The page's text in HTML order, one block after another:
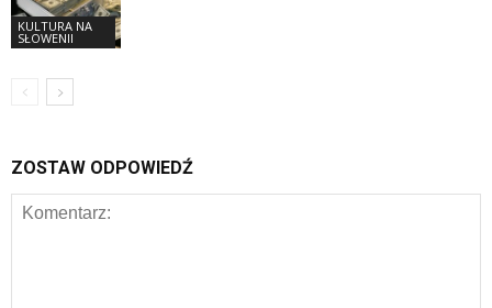
KULTURA NA
SŁOWENII
ZOSTAW ODPOWIEDŹ